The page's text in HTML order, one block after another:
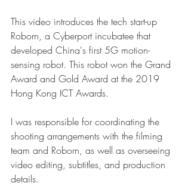
This video introduces the tech start-up
Roborn, a Cyberport incubatee that
developed China's first 5G motion-
sensing robot. This robot won the Grand
Award and Gold Award at the 2019
Hong Kong ICT Awards.
I was responsible for coordinating the
shooting arrangements with the filming
team and Roborn, as well as overseeing
video editing, subtitles, and production
details.